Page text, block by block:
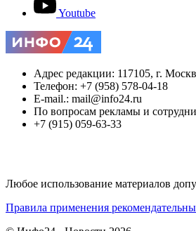
Youtube
Адрес редакции: 117105, г.
Телефон: +7 (958) 578-04-18
E-mail.: mail@info24.ru
По вопросам рекламы и
+7 (915) 059-63-33
Любое использование материалов
Правила применения